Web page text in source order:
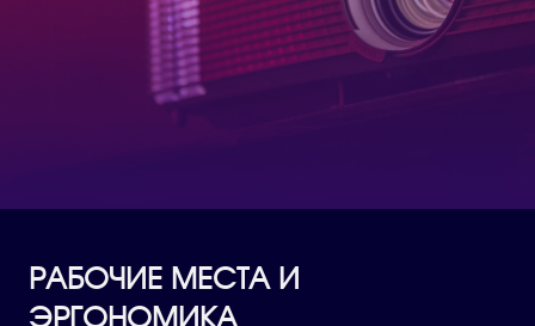
РАБОЧИЕ МЕСТА И
ЭРГОНОМИКА